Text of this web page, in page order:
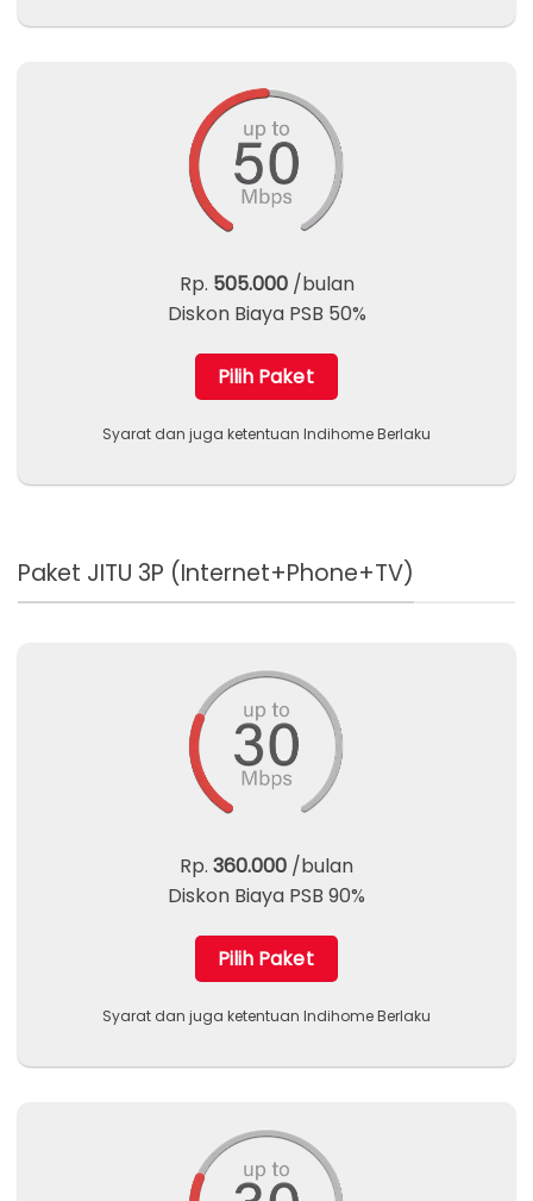
Rp. 505.000/bulan
Diskon Biaya PSB 50%
Pilih Paket
Syarat dan juga ketentuan Indihome Berlaku
Paket JITU 3P (Internet+Phone+TV)
Rp. 360.000 /bulan
Diskon Biaya PSB 90%
Pilih Paket
Syarat dan juga ketentuan Indihome Berlaku